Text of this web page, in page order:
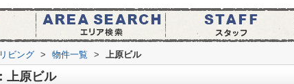
ビング > 物件一覧 > 上原ビル
上原ビル